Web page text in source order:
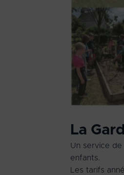
La
Un service de
enfants.
Les tarifs